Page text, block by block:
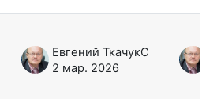
Евгений ТкачукС
2 мар. 2026